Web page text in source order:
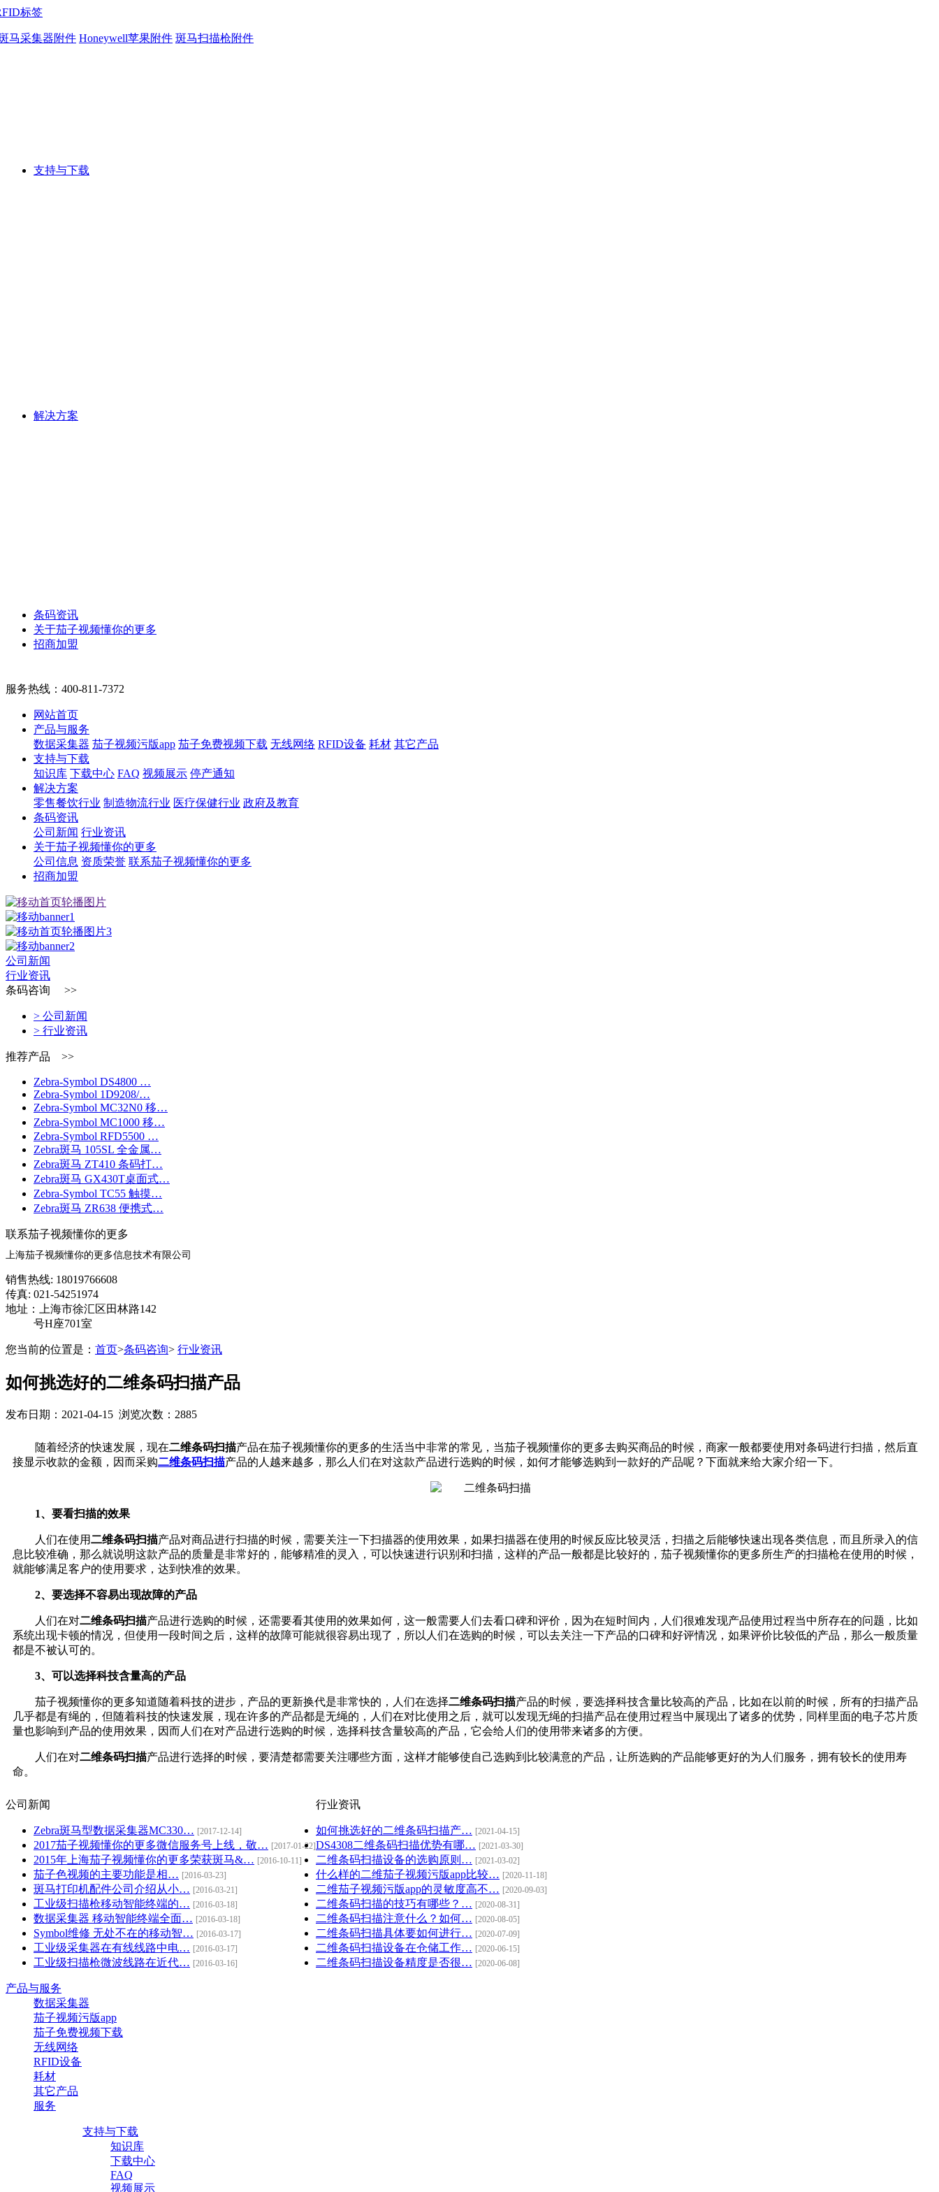
标签
马采集器附件 Honeywell苹果附件 斑马扫描枪附件
支持与下载
解决方案
条码资讯
关于茄子视频懂你的更多
招商加盟
服务热线： 400-811-7372
网站首页
产品与服务
数据采集器 茄子视频污版app 茄子免费视频下载 无线网络 RFID设备 耗材 其它产品
支持与下载
知识库 下载中心 FAQ 视频展示 停产通知
解决方案
零售餐饮行业 制造物流行业 医疗保健行业 政府及教育
条码资讯
公司新闻 行业资讯
关于茄子视频懂你的更多
公司信息 资质荣誉 联系茄子视频懂你的更多
招商加盟
公司新闻
行业资讯
条码咨询 >>
> 公司新闻
> 行业资讯
推荐产品 >>
Zebra-Symbol DS4800 …
Zebra-Symbol 1D9208/…
Zebra-Symbol MC32N0 移…
Zebra-Symbol MC1000 移…
Zebra-Symbol RFD5500 …
Zebra斑马 105SL 全金属…
Zebra斑马 ZT410 条码打…
Zebra斑马 GX430T桌面式…
Zebra-Symbol TC55 触摸…
Zebra斑马 ZR638 便携式…
联系茄子视频懂你的更多
上海茄子视频懂你的更多信息技术有限公司
销售热线: 18019766608
传真: 021-54251974
地址：上海市徐汇区田林路142
号H座701室
您当前的位置是： 首页>条码咨询> 行业资讯
如何挑选好的二维条码扫描产品
发布日期：2021-04-15 浏览次数：2885
随着经济的快速发展，现在二维条码扫描产品在茄子视频懂你的更多的生活当中非常的常见，当茄子视频懂你的更多去购买商品的时候，商家一般都要使用对条码进行扫描，然后直
接显示收款的金额，因而采购二维条码扫描产品的人越来越多，那么人们在对这款产品进行选购的时候，如何才能够选购到一款好的产品呢？下面就来给大家介绍一下。
1、要看扫描的效果
人们在使用二维条码扫描产品对商品进行扫描的时候，需要关注一下扫描器的使用效果，如果扫描器在使用的时候反应比较灵活，扫描之后能够快速出现各类信息，而且所录入的信
息比较准确，那么就说明这款产品的质量是非常好的，能够精准的灵入，可以快速进行识别和扫描，这样的产品一般都是比较好的，茄子视频懂你的更多所生产的扫描枪在使用的时候，
就能够满足客户的使用要求，达到快准的效果。
2、要选择不容易出现故障的产品
人们在对二维条码扫描产品进行选购的时候，还需要看其使用的效果如何，这一般需要人们去看口碑和评价，因为在短时间内，人们很难发现产品使用过程当中所存在的问题，比如
系统出现卡顿的情况，但使用一段时间之后，这样的故障可能就很容易出现了，所以人们在选购的时候，可以去关注一下产品的口碑和好评情况，如果评价比较低的产品，那么一般质量
都是不被认可的。
3、可以选择科技含量高的产品
茄子视频懂你的更多知道随着科技的进步，产品的更新换代是非常快的，人们在选择二维条码扫描产品的时候，要选择科技含量比较高的产品，比如在以前的时候，所有的扫描产品
几乎都是有绳的，但随着科技的快速发展，现在许多的产品都是无绳的，人们在对比使用之后，就可以发现无绳的扫描产品在使用过程当中展现出了诸多的优势，同样里面的电子芯片质
量也影响到产品的使用效果，因而人们在对产品进行选购的时候，选择科技含量较高的产品，它会给人们的使用带来诸多的方便。
人们在对二维条码扫描产品进行选择的时候，要清楚都需要关注哪些方面，这样才能够使自己选购到比较满意的产品，让所选购的产品能够更好的为人们服务，拥有较长的使用寿
命。
公司新闻
Zebra斑马型数据采集器MC330… [2017-12-14]
2017茄子视频懂你的更多微信服务号上线，敬… [2017-01-22]
2015年上海茄子视频懂你的更多荣获斑马&… [2016-10-11]
茄子色视频的主要功能是相… [2016-03-23]
斑马打印机配件公司介绍从小… [2016-03-21]
工业级扫描枪移动智能终端的… [2016-03-18]
数据采集器 移动智能终端全面… [2016-03-18]
Symbol维修 无处不在的移动智… [2016-03-17]
工业级采集器在有线线路中电… [2016-03-17]
工业级扫描枪微波线路在近代… [2016-03-16]
行业资讯
如何挑选好的二维条码扫描产… [2021-04-15]
DS4308二维条码扫描优势有哪… [2021-03-30]
二维条码扫描设备的选购原则… [2021-03-02]
什么样的二维茄子视频污版app比较… [2020-11-18]
二维茄子视频污版app的灵敏度高不… [2020-09-03]
二维条码扫描的技巧有哪些？… [2020-08-31]
二维条码扫描注意什么？如何… [2020-08-05]
二维条码扫描具体要如何进行… [2020-07-09]
二维条码扫描设备在仓储工作… [2020-06-15]
二维条码扫描设备精度是否很… [2020-06-08]
产品与服务
数据采集器
茄子视频污版app
茄子免费视频下载
无线网络
RFID设备
耗材
其它产品
服务
支持与下载
知识库
下载中心
FAQ
视频展示